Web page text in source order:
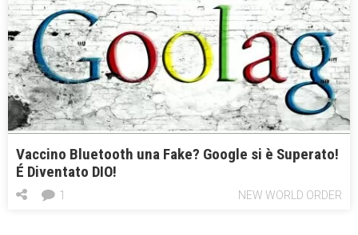
Vaccino Bluetooth una Fake? Google si è Superato!
É Diventato DIO!
NEW WORLD ORDER
1